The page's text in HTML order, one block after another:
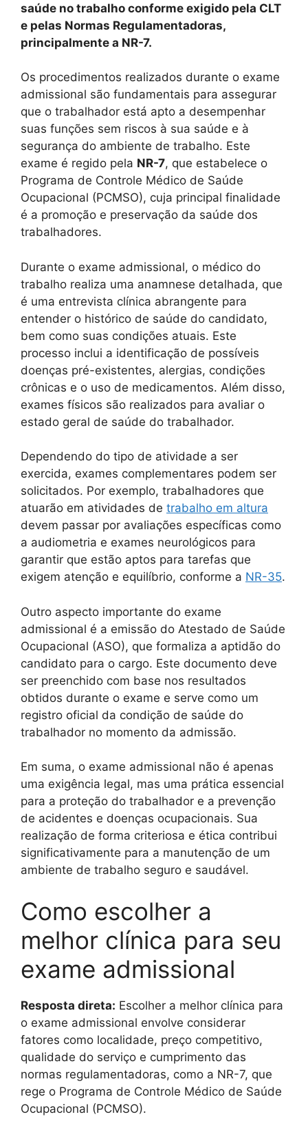
saúde no trabalho conforme exigido pela CLT
e pelas Normas Regulamentadoras,
principalmente a NR-7.
Os procedimentos realizados durante o exame
admissional são fundamentais para assegurar
que o trabalhador está apto a desempenhar
suas funções sem riscos à sua saúde e à
segurança do ambiente de trabalho. Este
exame é regido pela NR-7, que estabelece o
Programa de Controle Médico de Saúde
Ocupacional (PCMSO), cuja principal finalidade
é a promoção e preservação da saúde dos
trabalhadores.
Durante o exame admissional, o médico do
trabalho realiza uma anamnese detalhada, que
é uma entrevista clínica abrangente para
entender o histórico de saúde do candidato,
bem como suas condições atuais. Este
processo inclui a identificação de possíveis
doenças pré-existentes, alergias, condições
crônicas e o uso de medicamentos. Além disso,
exames físicos são realizados para avaliar o
estado geral de saúde do trabalhador.
Dependendo do tipo de atividade a ser
exercida, exames complementares podem ser
solicitados. Por exemplo, trabalhadores que
atuarão em atividades de trabalho em altura
devem passar por avaliações específicas como
a audiometria e exames neurológicos para
garantir que estão aptos para tarefas que
exigem atenção e equilíbrio, conforme a NR-35.
Outro aspecto importante do exame
admissional é a emissão do Atestado de Saúde
Ocupacional (ASO), que formaliza a aptidão do
candidato para o cargo. Este documento deve
ser preenchido com base nos resultados
obtidos durante o exame e serve como um
registro oficial da condição de saúde do
trabalhador no momento da admissão.
Em suma, o exame admissional não é apenas
uma exigência legal, mas uma prática essencial
para a proteção do trabalhador e a prevenção
de acidentes e doenças ocupacionais. Sua
realização de forma criteriosa e ética contribui
significativamente para a manutenção de um
ambiente de trabalho seguro e saudável.
Como escolher a
melhor clínica para seu
exame admissional
Resposta direta: Escolher a melhor clínica para
o exame admissional envolve considerar
fatores como localidade, preço competitivo,
qualidade do serviço e cumprimento das
normas regulamentadoras, como a NR-7, que
rege o Programa de Controle Médico de Saúde
Ocupacional (PCMSO).